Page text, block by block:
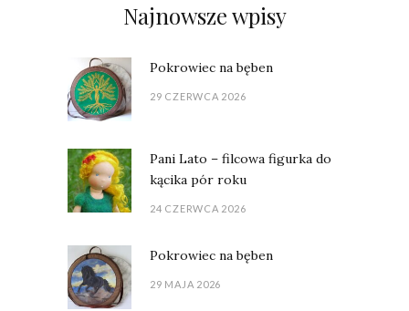
Najnowsze wpisy
Pokrowiec na bęben
29 CZERWCA 2026
Pani Lato – filcowa figurka do
kącika pór roku
24 CZERWCA 2026
Pokrowiec na bęben
29 MAJA 2026